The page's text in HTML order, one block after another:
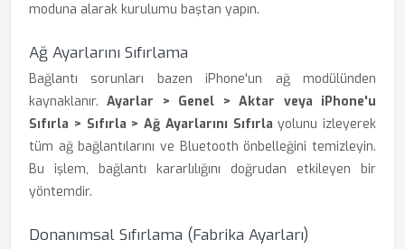
moduna alarak kurulumu baştan yapın.
Ağ Ayarlarını Sıfırlama
Bağlantı sorunları bazen iPhone'un ağ modülünden
kaynaklanır.Ayarlar > Genel > Aktar veya iPhone'u
Sıfırla > Sıfırla > Ağ Ayarlarını Sıfırla yolunu izleyerek
tüm ağ bağlantılarını ve Bluetooth önbelleğini temizleyin.
Bu işlem, bağlantı kararlılığını doğrudan etkileyen bir
yöntemdir.
Donanımsal Sıfırlama (Fabrika Ayarları)